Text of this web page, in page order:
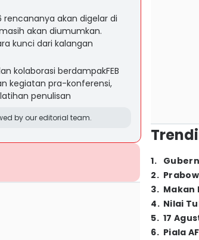
rencananya akan digelar di
akan diumumkan.
kunci dari kalangan
kolaborasi berdampakFEB
kegiatan pra-konferensi,
penulisan
by our editorial team.
1.
2.
3. Makan
4. Nilai
5. 17
6. Piala